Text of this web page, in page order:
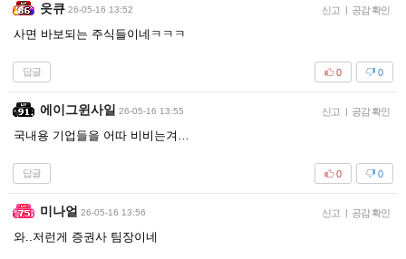
읏큐 26-05-16 13:52 신고 | 공감 확인
사면 바보되는 주식들이네ㅋㅋㅋ
답글 0
0
에이그윈사일 26-05-16 13:55 신고 | 공감 확인
국내용 기업들을 어따 비비는겨…
답글 0
0
미나얼 26-05-16 13:56 신고 | 공감 확인
와..저런게 증권사 팀장이네